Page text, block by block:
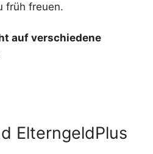
früh freuen.
auf verschiedene
ElterngeldPlus